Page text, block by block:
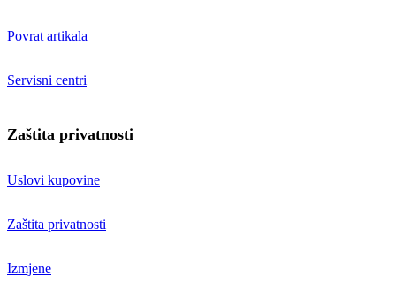
Povrat artikala
Servisni centri
Zaštita privatnosti
Uslovi kupovine
Zaštita privatnosti
Izmjene